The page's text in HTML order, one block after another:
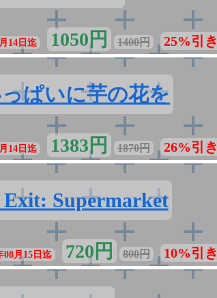
14日迄 1050円 1400円 25%引き
ぱいに芋の花を
14日迄 1383円 1870円 26%引き
Exit: Supermarket
08月15日迄 720円 800円 10%引き